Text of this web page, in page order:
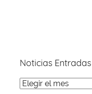
Noticias Entradas
Noticias